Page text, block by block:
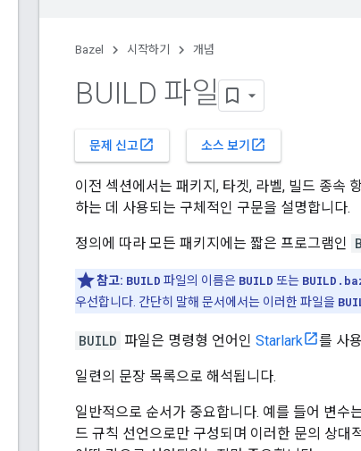
Bazel 시작하기 개념
BUILD 파일
문제 신고open_in_new 소스 보기 open_in_new
이전 섹션에서는 패키지, 타겟, 라벨, 빌드 종속
하는 데 사용되는 구체적인 구문을 설명합니다.
정의에 따라 모든 패키지에는 짧은 프로그램인
참고: BUILD 파일의 이름은 BUILD 또는
우선합니다. 간단히 말해 문서에서는 이러한 파일을
BUILD 파일은 명령형 언어인 Starlark 를 사
일련의 문장 목록으로 해석됩니다.
일반적으로 순서가 중요합니다. 예를 들어 변수
드 규칙 선언으로만 구성되며 이러한 문의 상대